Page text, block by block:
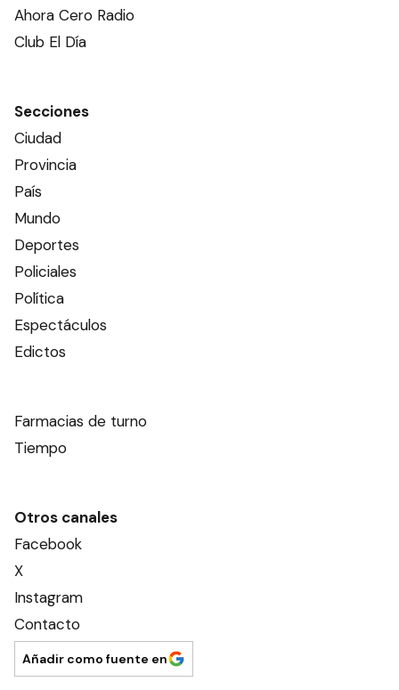
Ahora Cero Radio
Club El Día
Secciones
Ciudad
Provincia
País
Mundo
Deportes
Policiales
Política
Espectáculos
Edictos
Farmacias de turno
Tiempo
Otros canales
Facebook
X
Instagram
Contacto
Añadir como fuente en